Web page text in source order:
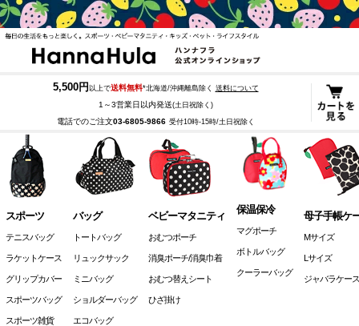
5,500円 以上で送料無料*北海道/沖縄離島除く 送料について
1～3営業日以内発送(土日祝除く)
電話でのご注文03-6805-9866 受付10時-15時/土日祝除く
スポーツ
テニスバッグ
ラケットケース
グリップカバー
スポーツバッグ
スポーツ雑貨
バッグ
トートバッグ
リュックサック
ミニバッグ
ショルダーバッグ
エコバッグ
ベビーマタニティ
おむつポーチ
消臭ポーチ/消臭巾着
おむつ替えシート
ひざ掛け
保温保冷
マグポーチ
ボトルバッグ
クーラーバッグ
母子手帳ケ
Mサイズ
Lサイズ
ジャバラケース